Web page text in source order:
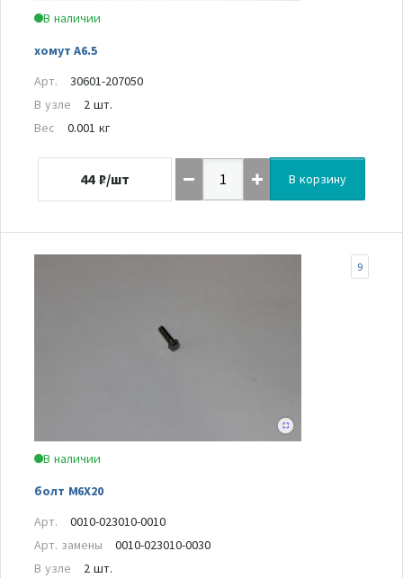
В наличии
хомут A6.5
Арт.
30601-207050
В узле
2 шт.
Вес
0.001 кг
44 ₽/шт В корзину
В наличии
болт M6X20
9
Арт.
0010-023010-0010
Арт. замены
0010-023010-0030
В узле
2 шт.